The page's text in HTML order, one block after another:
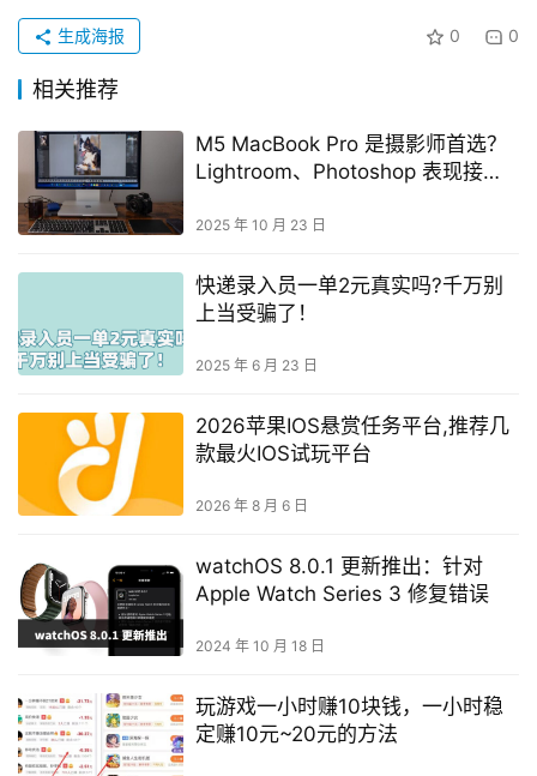
0 0
生成海报
相关推荐
M5 MacBook Pro 是摄影师首选？
Lightroom、Photoshop 表现接近
2025 年 10 月 23 日
快递录入员一单2元真实吗?千万别
上当受骗了！
2025 年 6 月 23 日
2026苹果IOS悬赏任务平台,推荐几
款最火IOS试玩平台
2026 年 8 月 6 日
watchOS 8.0.1 更新推出：针对
Apple Watch Series 3 修复错误
2024 年 10 月 18 日
玩游戏一小时赚10块钱，一小时稳
定赚10元~20元的方法